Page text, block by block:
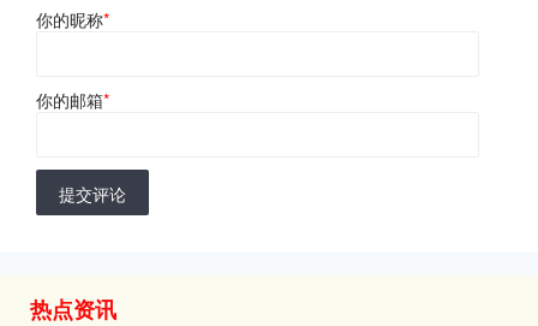
你的昵称*
你的邮箱*
提交评论
热点资讯